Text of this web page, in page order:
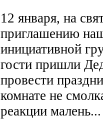
12 января, на
приглашению
инициативной
гости пришли
провести
комнате не
реакции малень...